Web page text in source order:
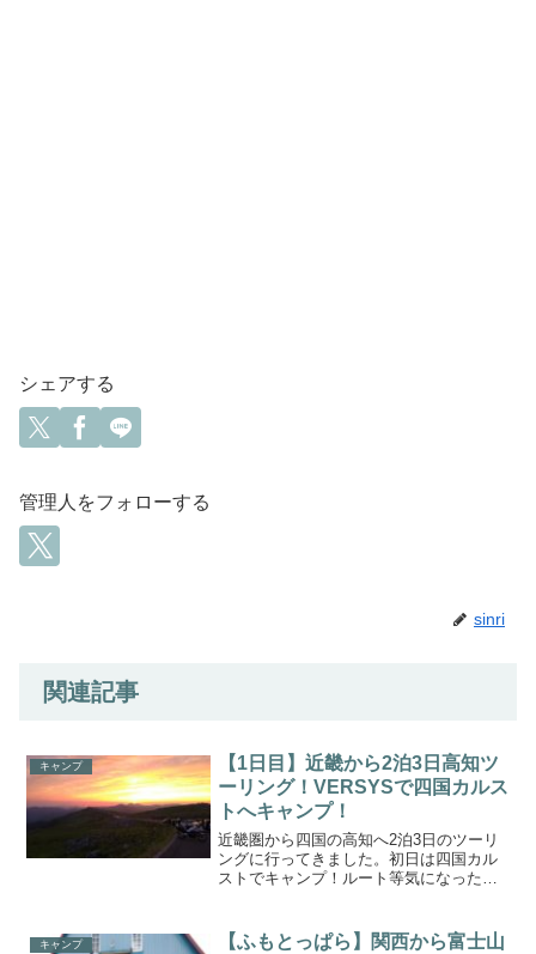
シェアする
管理人をフォローする
sinri
関連記事
キャンプ
【1日目】近畿から2泊3日高知ツ
ーリング！VERSYSで四国カルス
トへキャンプ！
近畿圏から四国の高知へ2泊3日のツーリ
ングに行ってきました。初日は四国カル
ストでキャンプ！ルート等気になった方
キャンプ
【ふもとっぱら】関西から富士山